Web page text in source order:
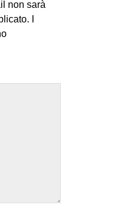
non sarà